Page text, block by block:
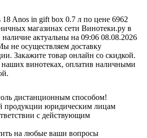
Anos in gift box 0.7 л по цене 6962
магазинах сети Винотеки.ру в
актуальны на 09:06 08.08.2026
не осуществляем доставку
Закажите товар онлайн со скидкой.
винотеках, оплатив наличными
дистанционным способом!
продукции юридическим лицам
с действующим
на любые ваши вопросы